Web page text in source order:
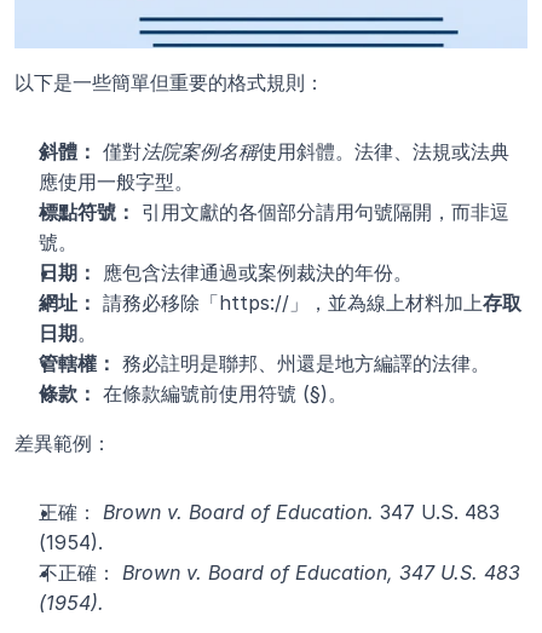
以下是一些簡單但重要的格式規則：
斜體： 僅對法院案例名稱使用斜體。法律、法規或法典
應使用一般字型。
標點符號： 引用文獻的各個部分請用句號隔開，而非逗
號。
日期：
應包含法律通過或案例裁決的年份。
網址： 請務必移除「https://」，並為線上材料加上存取
日期。
管轄權： 務必註明是聯邦、州還是地方編譯的法律。
條款： 在條款編號前使用符號 (§)。
差異範例：
正確： Brown v. Board of Education. 347 U.S. 483
(1954).
不正確： Brown v. Board of Education, 347 U.S. 483
(1954).